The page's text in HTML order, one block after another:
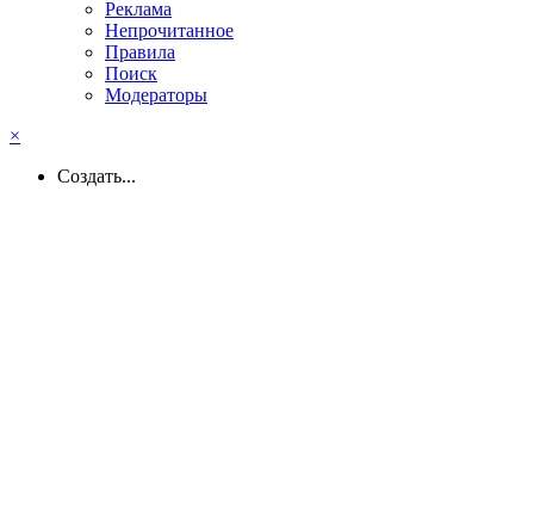
Реклама
Непрочитанное
Правила
Поиск
Модераторы
×
Создать...